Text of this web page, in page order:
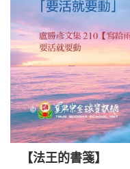
【法王的書箋】